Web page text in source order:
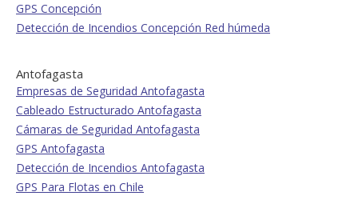
GPS Concepción
Detección de Incendios Concepción Red húmeda
Antofagasta
Empresas de Seguridad Antofagasta
Cableado Estructurado Antofagasta
Cámaras de Seguridad Antofagasta
GPS Antofagasta
Detección de Incendios Antofagasta
GPS Para Flotas en Chile